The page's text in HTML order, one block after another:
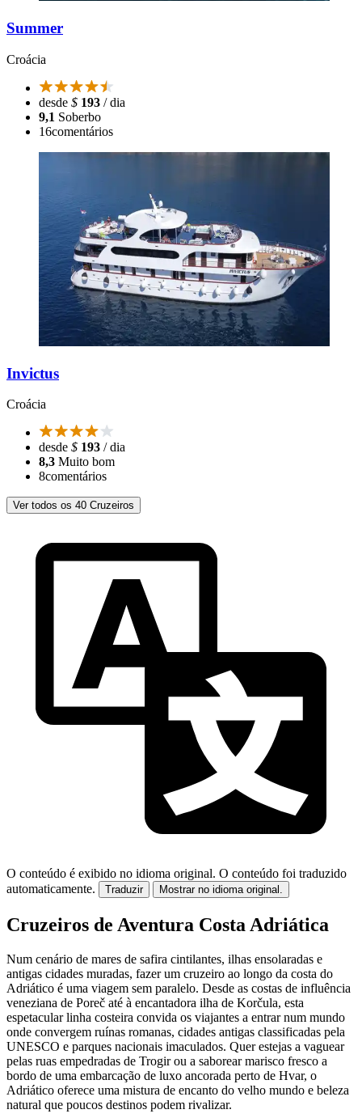
Summer
Croácia
desde $ 193 / dia
9,1 Soberbo
16comentários
Invictus
Croácia
desde $ 193 / dia
8,3 Muito bom
8comentários
Ver todos os 40 Cruzeiros
O conteúdo é exibido no idioma original. O conteúdo foi traduzido
automaticamente.
Traduzir Mostrar no idioma original.
Cruzeiros de Aventura Costa Adriática
Num cenário de mares de safira cintilantes, ilhas ensolaradas e
antigas cidades muradas, fazer um cruzeiro ao longo da costa do
Adriático é uma viagem sem paralelo. Desde as costas de influência
veneziana de Poreč até à encantadora ilha de Korčula, esta
espetacular linha costeira convida os viajantes a entrar num mundo
onde convergem ruínas romanas, cidades antigas classificadas pela
UNESCO e parques nacionais imaculados. Quer estejas a vaguear
pelas ruas empedradas de Trogir ou a saborear marisco fresco a
bordo de uma embarcação de luxo ancorada perto de Hvar, o
Adriático oferece uma mistura de encanto do velho mundo e beleza
natural que poucos destinos podem rivalizar.